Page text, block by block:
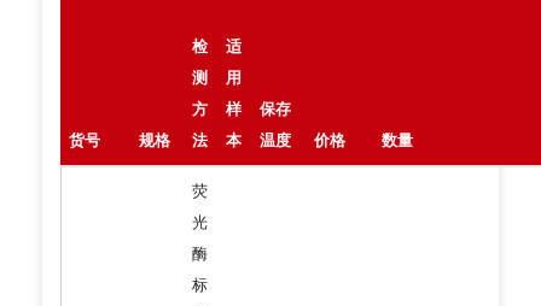
货号 规格
检
测
方
法
适
用
样
本
保存
温度
价格 数量
荧
光
酶
标